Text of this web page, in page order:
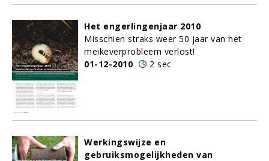
Het engerlingenjaar 2010
Misschien straks weer 50 jaar van het
meikeverprobleem verlost!
01-12-2010
2 sec
Werkingswijze en
gebruiksmogelijkheden van